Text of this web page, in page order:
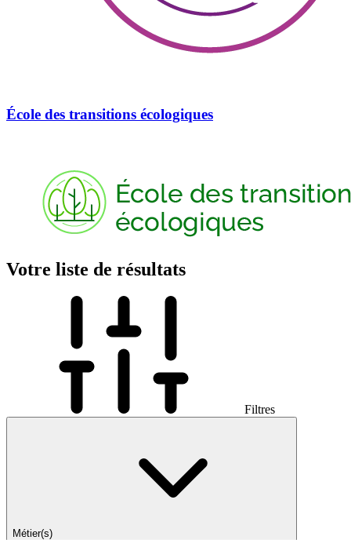
École des transitions écologiques
Votre liste de résultats
Filtres
Métier(s)